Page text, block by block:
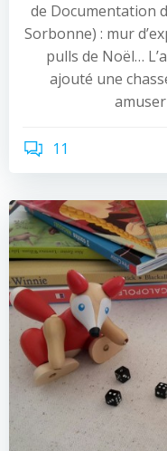
de Documentation
Sorbonne) : mur
pulls de Noël…
ajouté une
11